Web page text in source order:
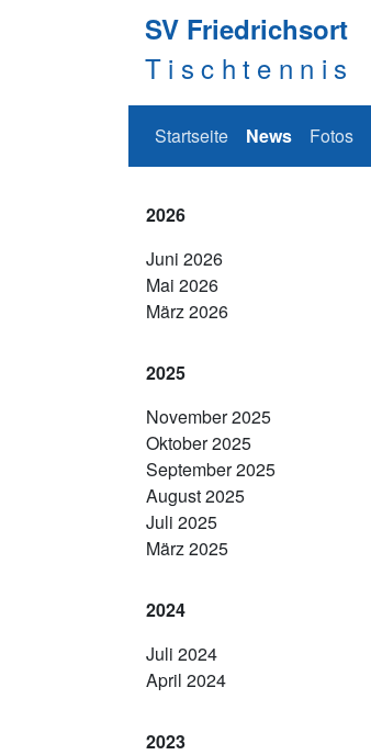
SV Friedrichsort
Tischtennis
Navigation überspringen
Startseite News Fotos
2026
Juni 2026
Mai 2026
März 2026
2025
November 2025
Oktober 2025
September 2025
August 2025
Juli 2025
März 2025
2024
Juli 2024
April 2024
2023